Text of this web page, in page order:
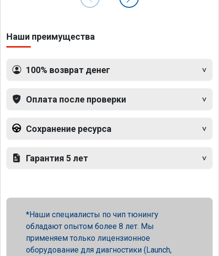
Наши преимущества
100% возврат денег
Оплата после проверки
Сохранение ресурса
Гарантия 5 лет
Наши специалисты по чип тюнингу
обладают опытом более 8 лет. Мы
применяем только лицензионное
оборудование для диагностики (Launch,